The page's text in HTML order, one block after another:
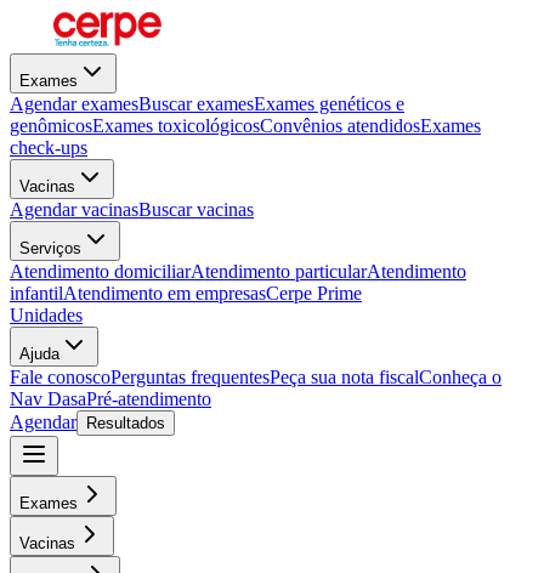
Exames
Agendar examesBuscar examesExames genéticos e
genômicosExames toxicológicosConvênios atendidosExames
check-ups
Vacinas
Agendar vacinasBuscar vacinas
Serviços
Atendimento domiciliarAtendimento particularAtendimento
infantilAtendimento em empresasCerpe Prime
Unidades
Ajuda
Fale conoscoPerguntas frequentesPeça sua nota fiscalConheça o
Nav DasaPré-atendimento
Agendar
Resultados
Exames
Vacinas